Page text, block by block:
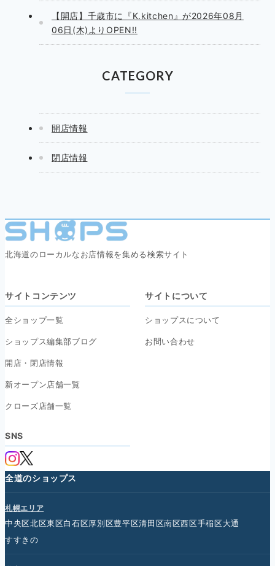
【開店】千歳市に『K.kitchen』が2026年08月
06日(木)よりOPEN!!
CATEGORY
開店情報
閉店情報
北海道のローカルなお店情報を集める検索サイト
サイトコンテンツ
全ショップ一覧
ショップス編集部ブログ
開店・閉店情報
新オープン店舗一覧
クローズ店舗一覧
サイトについて
ショップスについて
お問い合わせ
SNS
全道のショップス
札幌エリア
中央区北区東区白石区厚別区豊平区清田区南区西区手稲区大通
すすきの